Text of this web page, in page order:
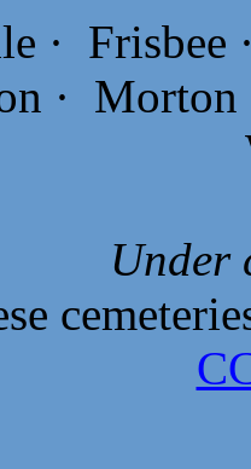
· Frisbee
·
Under